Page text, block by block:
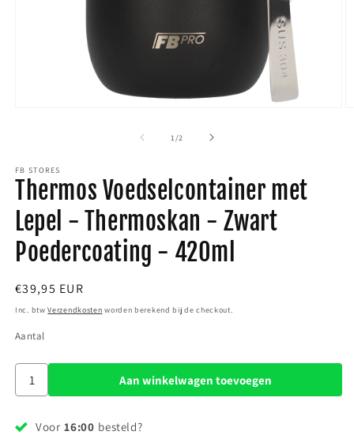
in
modaal
1 /van
2
FB STORES
Thermos Voedselcontainer met
Lepel - Thermoskan - Zwart
Poedercoating - 420ml
Normale
prijs
€39,95 EUR
Inc. btwVerzendkosten worden berekend bij de checkout.
Aantal
Aan winkelwagen toevoegen
Voor 16:00 besteld?